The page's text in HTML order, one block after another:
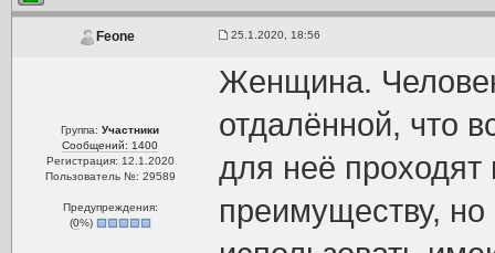
Feone 25.1.2020, 18:56
Группа:Участники
Сообщений: 1400
Регистрация: 12.1.2020
Пользователь №: 29589
Предупреждения:
(0%)
Женщина.
отдалённой, что
для неё
преимуществу,